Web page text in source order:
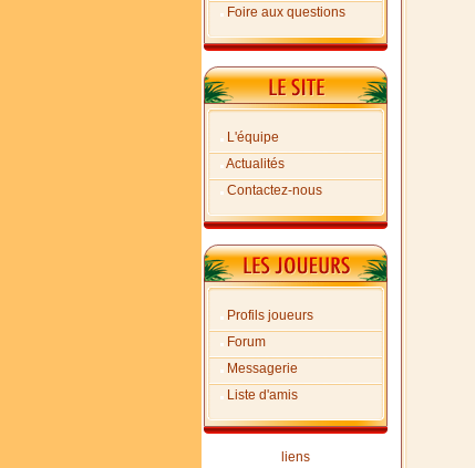
Foire aux questions
L'équipe
Actualités
Contactez-nous
Profils joueurs
Forum
Messagerie
Liste d'amis
liens